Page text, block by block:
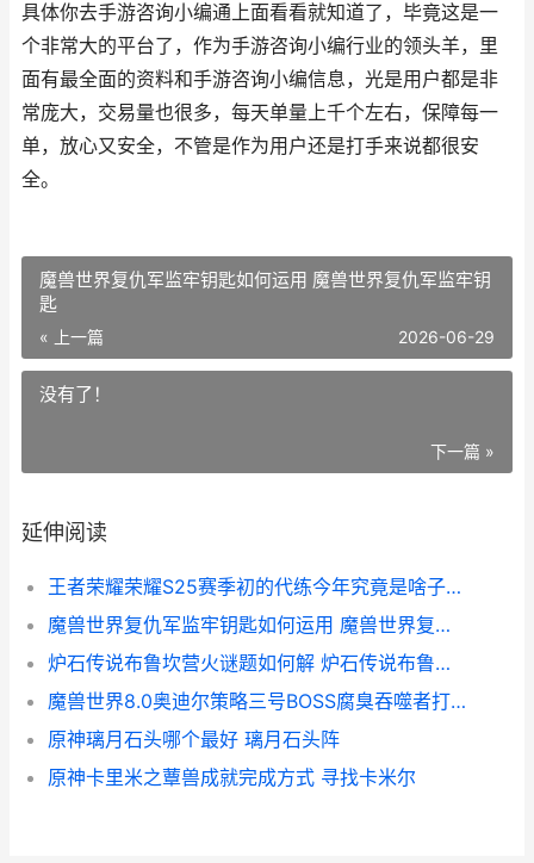
具体你去手游咨询小编通上面看看就知道了，毕竟这是一
个非常大的平台了，作为手游咨询小编行业的领头羊，里
面有最全面的资料和手游咨询小编信息，光是用户都是非
常庞大，交易量也很多，每天单量上千个左右，保障每一
单，放心又安全，不管是作为用户还是打手来说都很安
全。
魔兽世界复仇军监牢钥匙如何运用 魔兽世界复仇军监牢钥
匙
« 上一篇 2026-06-29
没有了！
下一篇 »
延伸阅读
王者荣耀荣耀S25赛季初的代练今年究竟是啥子情况 王者荣耀荣耀典藏
魔兽世界复仇军监牢钥匙如何运用 魔兽世界复仇军监牢钥匙
炉石传说布鲁坎营火谜题如何解 炉石传说布鲁坎怎么获得
魔兽世界8.0奥迪尔策略三号BOSS腐臭吞噬者打法说明 魔兽世界9.0怎么去奥迪尔
原神璃月石头哪个最好 璃月石头阵
原神卡里米之蕈兽成就完成方式 寻找卡米尔